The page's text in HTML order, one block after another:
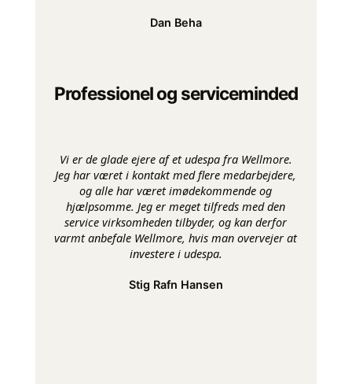
Dan Beha
Professionel og serviceminded
Vi er de glade ejere af et udespa fra Wellmore.
Jeg har været i kontakt med flere medarbejdere,
og alle har været imødekommende og
hjælpsomme. Jeg er meget tilfreds med den
service virksomheden tilbyder, og kan derfor
varmt anbefale Wellmore, hvis man overvejer at
investere i udespa.
Stig Rafn Hansen